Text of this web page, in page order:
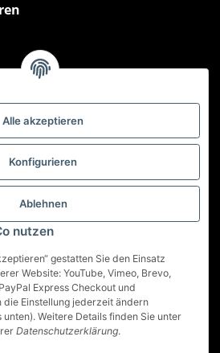
Alle akzeptieren
Konfigurieren
Ablehnen
nutzen
gestatten Sie den Einsatz
Website: YouTube, Vimeo, Brevo,
Express Checkout und
die Einstellung jederzeit ändern
Weitere Details finden Sie unter
Datenschutzerklärung.
Uhr
widerrufen
zzgl. Versand